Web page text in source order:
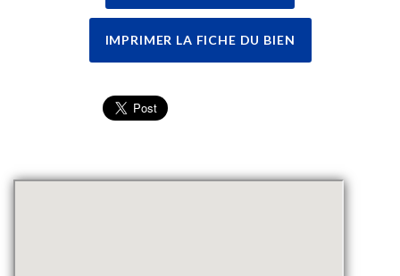
IMPRIMER LA FICHE DU BIEN